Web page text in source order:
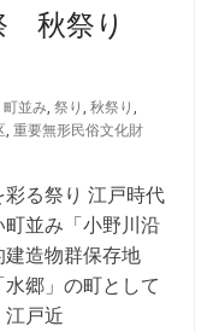
秋祭り
町並み, 祭り , 秋祭り ,
, 重要無形民俗文化財
る祭り 江戸時代
並み「小野川沿
造物群保存地
郷」の町として
江戸近